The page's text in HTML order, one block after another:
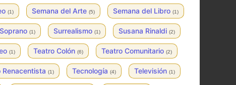
(1) Semana del Arte (5) Semana del Libro (1)
Soprano (1) Surrealismo (1) Susana Rinaldi (2)
(1) Teatro Colón (6) Teatro Comunitario (2)
Renacentista (1) Tecnología (4) Televisión (1)